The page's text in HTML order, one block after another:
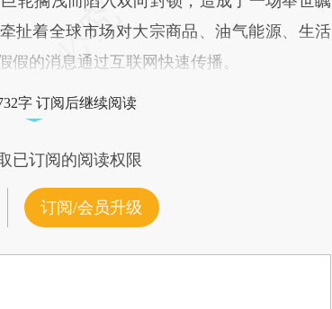
扯着全球市场对大宗商品、油气能源、生活
的消息通过互联网快速传播。
字 订阅后继续阅读
已订阅的阅读权限
订阅/会员升级